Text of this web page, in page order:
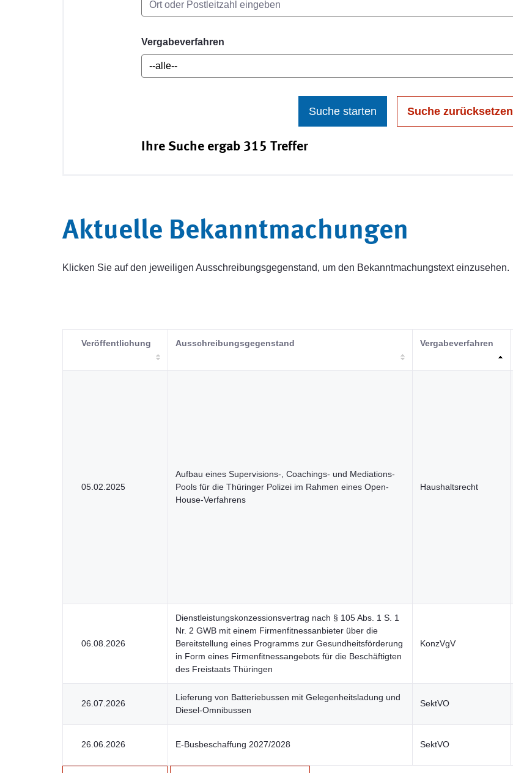
Vergabeverfahren
Suche starten Suche zurücksetzen
Ihre Suche ergab 315 Treffer
Aktuelle Bekanntmachungen
Klicken Sie auf den jeweiligen Ausschreibungsgegenstand, um den Bekanntmachungstext einzusehen.
Veröffentlichung Ausschreibungsgegenstand Vergabeverfahren
05.02.2025
Aufbau eines Supervisions-, Coachings- und Mediations-
Pools für die Thüringer Polizei im Rahmen eines Open-
House-Verfahrens
Haushaltsrecht
06.08.2026
Dienstleistungskonzessionsvertrag nach § 105 Abs. 1 S. 1
Nr. 2 GWB mit einem Firmenfitnessanbieter über die
Bereitstellung eines Programms zur Gesundheitsförderung
in Form eines Firmenfitnessangebots für die Beschäftigten
des Freistaats Thüringen
KonzVgV
26.07.2026
Lieferung von Batteriebussen mit Gelegenheitsladung und
Diesel-Omnibussen
SektVO
26.06.2026 E-Busbeschaffung 2027/2028 SektVO